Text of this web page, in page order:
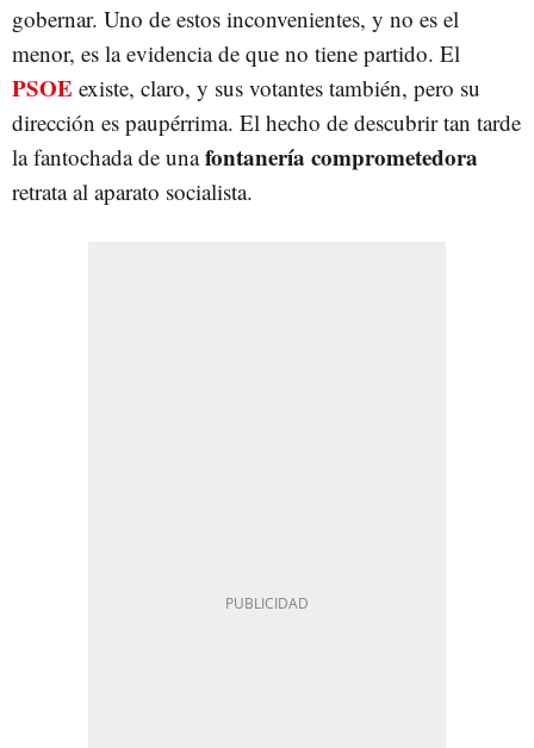
gobernar. Uno de estos inconvenientes, y no es el
menor, es la evidencia de que no tiene partido. El
PSOE existe, claro, y sus votantes también, pero su
dirección es paupérrima. El hecho de descubrir tan tarde
la fantochada de unafontanería comprometedora
retrata al aparato socialista.